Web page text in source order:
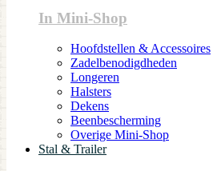
In Mini-Shop
Hoofdstellen & Accessoires
Zadelbenodigdheden
Longeren
Halsters
Dekens
Beenbescherming
Overige Mini-Shop
Stal & Trailer